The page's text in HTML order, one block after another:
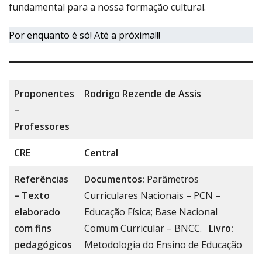
fundamental para a nossa formação cultural.
Por enquanto é só! Até a próxima!!!
Proponentes
–
Professores
Rodrigo Rezende de Assis
CRE Central
Referências
– Texto
elaborado
com fins
pedagógicos
Documentos: Parâmetros
Curriculares Nacionais – PCN –
Educação Física; Base Nacional
Comum Curricular – BNCC. Livro:
Metodologia do Ensino de Educação